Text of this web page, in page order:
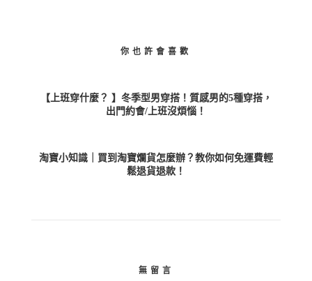
你也許會喜歡
【上班穿什麼？ 】冬季型男穿搭！質感男的5種穿搭，
出門約會/上班沒煩惱！
淘寶小知識｜買到淘寶爛貨怎麼辦？教你如何免運費輕
鬆退貨退款！
無留言